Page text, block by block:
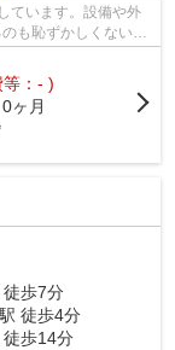
ています。設備や外
も恥ずかしくない物
：- )
0ヶ月
徒歩7分
駅 徒歩4分
徒歩14分